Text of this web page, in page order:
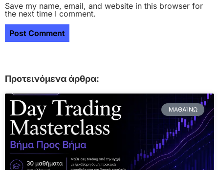
Save my name, email, and website in this browser for
the next time I comment.
Προτεινόμενα άρθρα:
ΜΑΘΑΊΝΩ